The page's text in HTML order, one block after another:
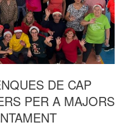
DE CAP
PER A MAJORS